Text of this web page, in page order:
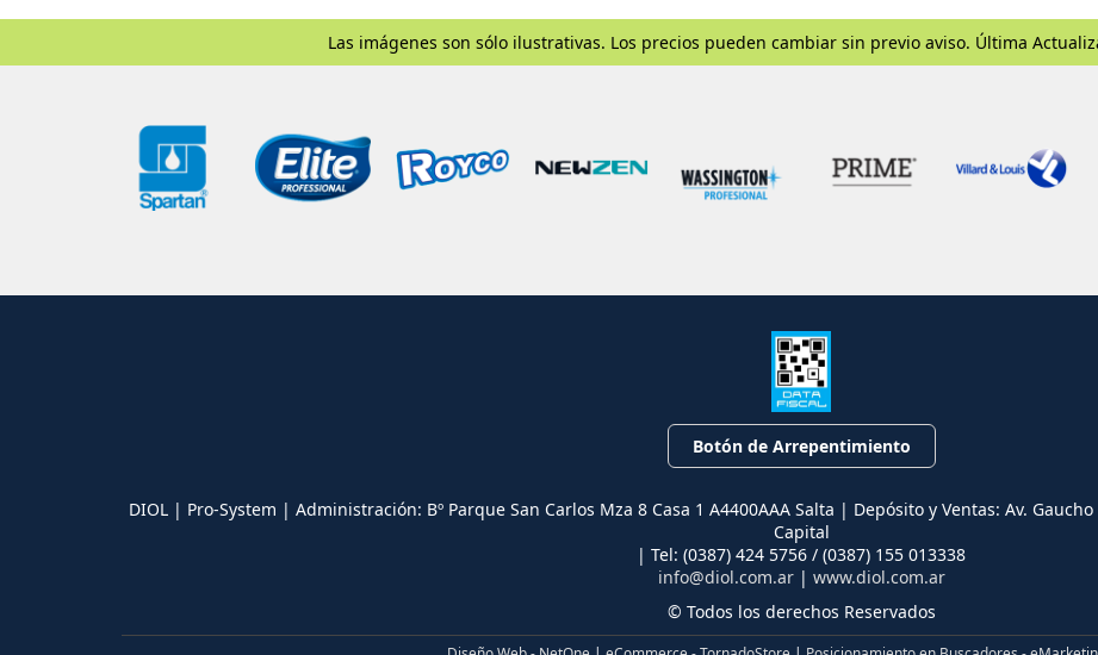
Las imágenes son sólo ilustrativas. Los precios pueden cambiar sin previo aviso. Última
Botón de Arrepentimiento
DIOL | Pro-System | Administración: Bº Parque San Carlos Mza 8 Casa 1 A4400AAA Salta | Depósito y Ventas: Av. Gaucho
Capital
| Tel: (0387) 424 5756 / (0387) 155 013338
info@diol.com.ar| www.diol.com.ar
© Todos los derechos Reservados